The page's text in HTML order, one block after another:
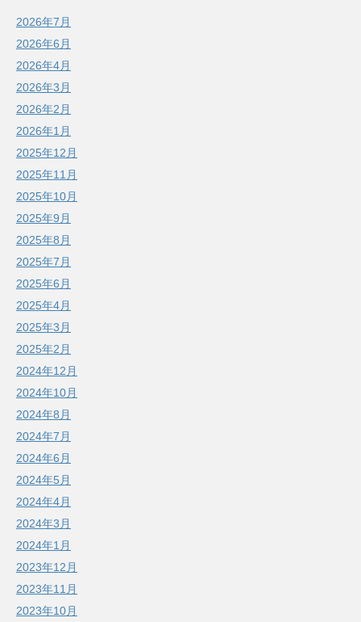
2026年7月
2026年6月
2026年4月
2026年3月
2026年2月
2026年1月
2025年12月
2025年11月
2025年10月
2025年9月
2025年8月
2025年7月
2025年6月
2025年4月
2025年3月
2025年2月
2024年12月
2024年10月
2024年8月
2024年7月
2024年6月
2024年5月
2024年4月
2024年3月
2024年1月
2023年12月
2023年11月
2023年10月